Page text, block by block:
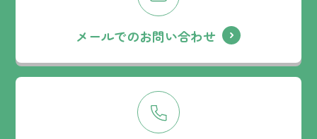
メールでのお問い合わせ